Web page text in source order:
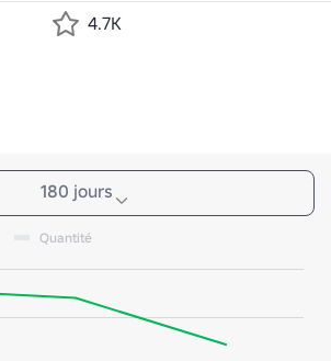
4.7K
180 jours
Quantité